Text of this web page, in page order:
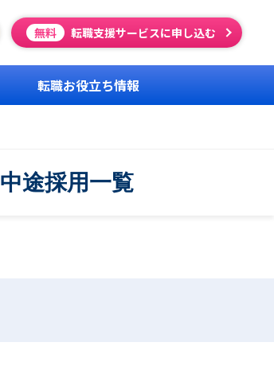
無料 転職支援サービスに申し込む
転職お役立ち情報
途採用一覧